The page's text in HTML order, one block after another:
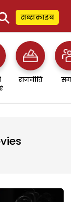
सब्सक्राइब
राजनीति